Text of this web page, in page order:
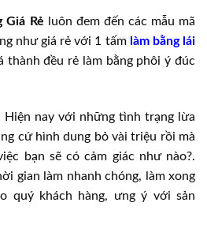
Giá Rẻ luôn đem đến các mẫu mã
như giá rẻ với 1 tấm làm bằng lái
thành đều rẻ làm bằng phôi ý đúc
Hiện nay với những tình trạng lừa
cứ hình dung bỏ vài triệu rồi mà
bạn sẽ có cảm giác như nào?.
gian làm nhanh chóng, làm xong
quý khách hàng, ưng ý với sản